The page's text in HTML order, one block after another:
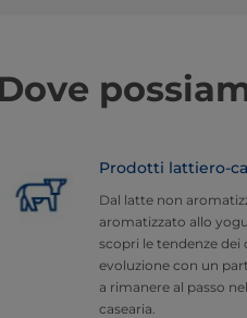
Prodotti lattiero-
Dal latte non
aromatizzato allo
scopri le tendenze
evoluzione con un
a rimanere al passo
casearia.